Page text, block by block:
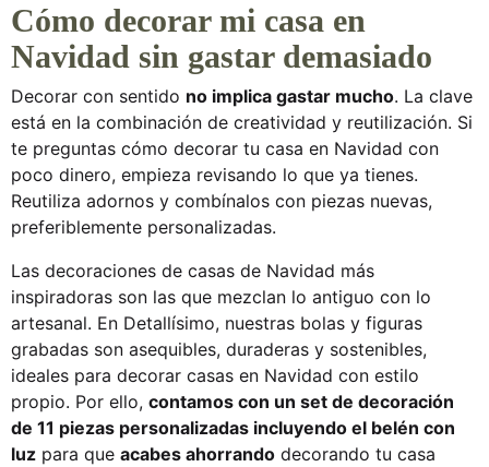
Cómo decorar mi casa en
Navidad sin gastar demasiado
Decorar con sentido no implica gastar mucho. La clave
está en la combinación de creatividad y reutilización. Si
te preguntas cómo decorar tu casa en Navidad con
poco dinero, empieza revisando lo que ya tienes.
Reutiliza adornos y combínalos con piezas nuevas,
preferiblemente personalizadas.
Las decoraciones de casas de Navidad más
inspiradoras son las que mezclan lo antiguo con lo
artesanal. En Detallísimo, nuestras bolas y figuras
grabadas son asequibles, duraderas y sostenibles,
ideales para decorar casas en Navidad con estilo
propio. Por ello, contamos con un set de decoración
de 11 piezas personalizadas incluyendo el belén con
luz para que acabes ahorrando decorando tu casa